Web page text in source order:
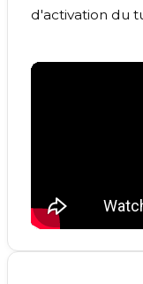
d'activation du